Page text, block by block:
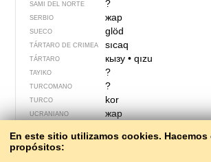
SAMI DEL NORTE ?
SERBIO жар
SUECO glöd
TÁRTARO DE CRIMEA sıcaq
TÁRTARO кызу• qızu
TAYIKO ?
TURCOMANO ?
TURCO kor
UCRANIANO жар
UZBEKO ?
En este sitio utilizamos cookies.
propósitos: